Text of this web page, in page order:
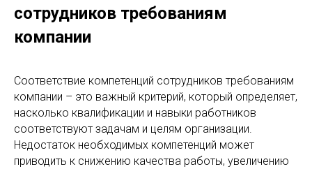
сотрудников требованиям
компании
Соответствие компетенций сотрудников требованиям
компании – это важный критерий, который определяет,
насколько квалификации и навыки работников
соответствуют задачам и целям организации.
Недостаток необходимых компетенций может
приводить к снижению качества работы, увеличению